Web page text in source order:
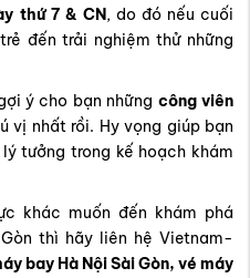
thứ 7 & CN, do đó nếu cuối
đến trải nghiệm thử những
ý cho bạn những công viên
vị nhất rồi. Hy vọng giúp bạn
tưởng trong kế hoạch khám
khác muốn đến khám phá
thì hãy liên hệ Vietnam-
bay Hà Nội Sài Gòn, vé máy